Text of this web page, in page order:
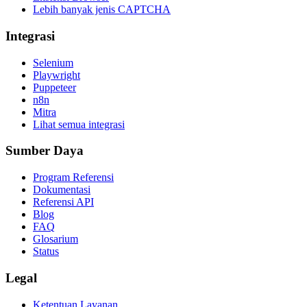
Lebih banyak jenis CAPTCHA
Integrasi
Selenium
Playwright
Puppeteer
n8n
Mitra
Lihat semua integrasi
Sumber Daya
Program Referensi
Dokumentasi
Referensi API
Blog
FAQ
Glosarium
Status
Legal
Ketentuan Layanan